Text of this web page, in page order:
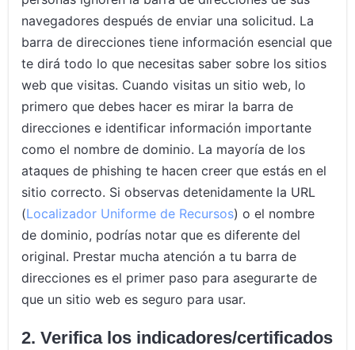
navegadores después de enviar una solicitud. La
barra de direcciones tiene información esencial que
te dirá todo lo que necesitas saber sobre los sitios
web que visitas. Cuando visitas un sitio web, lo
primero que debes hacer es mirar la barra de
direcciones e identificar información importante
como el nombre de dominio. La mayoría de los
ataques de phishing te hacen creer que estás en el
sitio correcto. Si observas detenidamente la URL
(Localizador Uniforme de Recursos) o el nombre
de dominio, podrías notar que es diferente del
original. Prestar mucha atención a tu barra de
direcciones es el primer paso para asegurarte de
que un sitio web es seguro para usar.
2. Verifica los indicadores/certificados